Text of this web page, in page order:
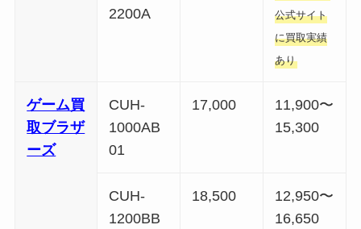
2200A
公式サイト
に買取実績
あり
ゲーム買
取ブラザ
ーズ
CUH-
1000AB
01
17,000
11,900〜
15,300
CUH-
1200BB
18,500
12,950〜
16,650